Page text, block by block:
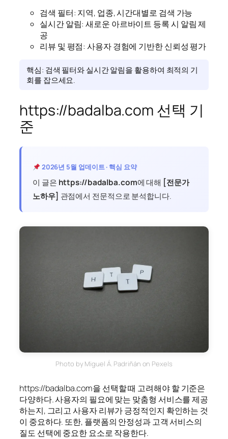
검색 필터: 지역, 업종, 시간대별로 검색 가능
실시간 알림: 새로운 아르바이트 등록 시 알림 제
공
리뷰 및 평점: 사용자 경험에 기반한 신뢰성 평가
핵심: 검색 필터와 실시간 알림을 활용하여 최적의 기
회를 잡으세요.
https://badalba.com 선택 기
준
2026년 5월 업데이트 · 핵심 요약
이 글은 https://badalba.com에 대해 [전문가
노하우] 관점에서 전문적으로 분석합니다.
Photo by Miguel Á. Padriñán on Pexels
https://badalba.com을 선택할 때 고려해야 할 기준은
다양하다. 사용자의 필요에 맞는 맞춤형 서비스를 제공
하는지, 그리고 사용자 리뷰가 긍정적인지 확인하는 것
이 중요하다. 또한, 플랫폼의 안정성과 고객 서비스의
질도 선택에 중요한 요소로 작용한다.